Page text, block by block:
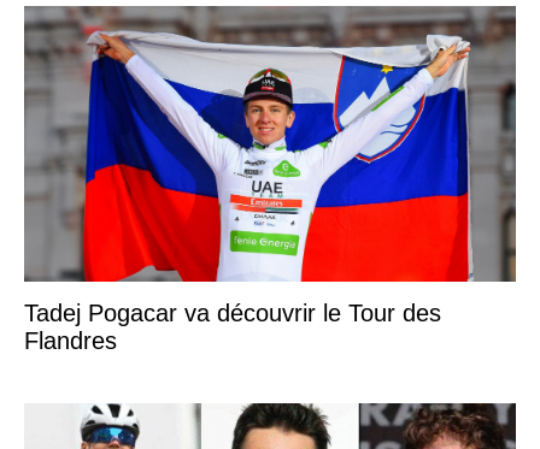
Tadej Pogacar va découvrir le Tour des
Flandres